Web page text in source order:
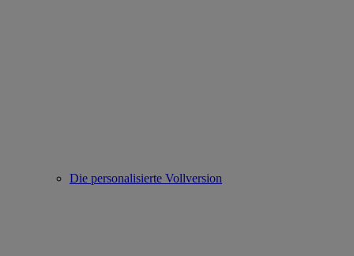
Die personalisierte Vollversion